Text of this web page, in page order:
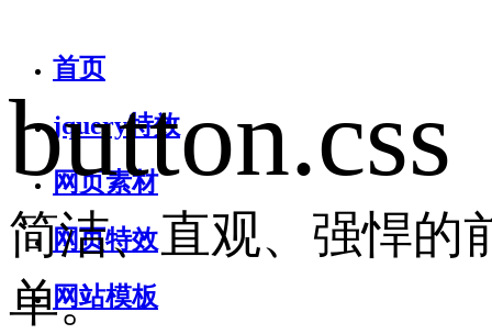
首页
jquery特效
网页素材
网页特效
网站模板
button.css
简洁、直观、强悍的
单。